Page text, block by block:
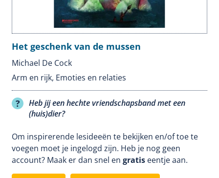
Het geschenk van de mussen
Michael De Cock
Arm en rijk, Emoties en relaties
Heb jij een hechte vriendschapsband met een
(huis)dier?
Om inspirerende lesideeën te bekijken en/of toe te
voegen moet je ingelogd zijn. Heb je nog geen
account? Maak er dan snel en gratis eentje aan.